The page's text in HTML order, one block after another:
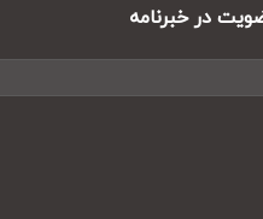
در خبرنامه